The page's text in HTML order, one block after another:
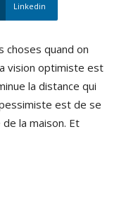
Linkedin
choses quand on
vision optimiste est
la distance qui
est de se
de la maison. Et